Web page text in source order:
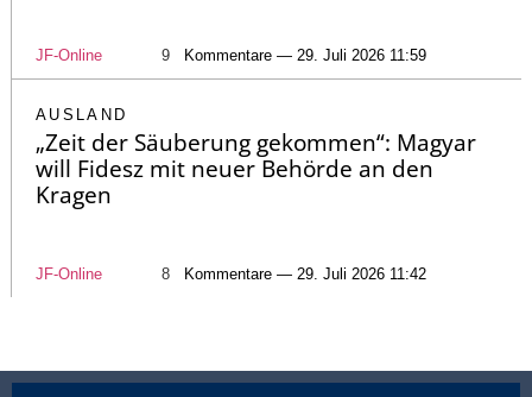
JF-Online 9 Kommentare — 29. Juli 2026 11:59
AUSLAND
„Zeit der Säuberung gekommen“: Magyar
will Fidesz mit neuer Behörde an den
Kragen
JF-Online 8 Kommentare — 29. Juli 2026 11:42